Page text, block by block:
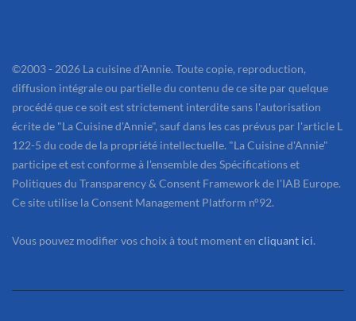
©2003 - 2026 La cuisine d'Annie. Toute copie, reproduction,
diffusion intégrale ou partielle du contenu de ce site par quelque
procédé que ce soit est strictement interdite sans l'autorisation
écrite de "La Cuisine d'Annie", sauf dans les cas prévus par l'article L
122-5 du code de la propriété intellectuelle. "La Cuisine d'Annie"
participe et est conforme à l'ensemble des Spécifications et
Politiques du Transparency & Consent Framework de l'IAB Europe.
Ce site utilise la Consent Management Platform n°92.
Vous pouvez modifier vos choix à tout moment en cliquant ici.